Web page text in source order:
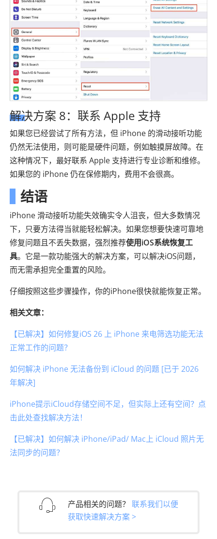
解决方案 8：联系 Apple 支持
如果您已经尝试了所有方法，但 iPhone 的滑动接听功能
仍然无法使用，则可能是硬件问题，例如触摸屏故障。在
这种情况下，最好联系 Apple 支持进行专业诊断和维修。
如果您的 iPhone 仍在保修期内，费用不会很高。
结语
iPhone 滑动接听功能失效确实令人沮丧，但大多数情况
下，只要方法得当就能轻松解决。如果您想要快速可靠地
修复问题且不丢失数据，强烈推荐使用iOS系统恢复工
具。它是一款功能强大的解决方案，可以解决iOS问题，
而无需承担完全重置的风险。
仔细按照这些步骤操作，你的iPhone很快就能恢复正常。
相关文章：
【已解决】如何修复iOS 26 上 iPhone 来电筛选功能无法
正常工作的问题？
如何解决 iPhone 无法备份到 iCloud 的问题 [已于 2026
年解决]
iPhone提示iCloud存储空间不足，但实际上还有空间？点
击此处查找解决方法！
【已解决】如何解决 iPhone/iPad/ Mac上 iCloud 照片无
法同步的问题？
产品相关的问题？ 联系我们以便
获取快速解决方案 >